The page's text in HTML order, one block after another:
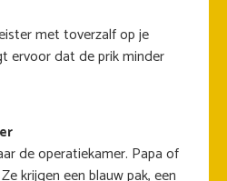
met toverzalf op je
ervoor dat de prik minder
de operatiekamer. Papa of
krijgen een blauw pak, een